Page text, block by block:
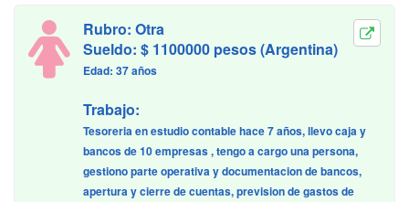
Rubro: Otra
Sueldo: $ 1100000 pesos (Argentina)
Edad: 37 años
Trabajo:
Tesoreria en estudio contable hace 7 años, llevo caja y
bancos de 10 empresas , tengo a cargo una persona,
gestiono parte operativa y documentacion de bancos,
apertura y cierre de cuentas, prevision de gastos de